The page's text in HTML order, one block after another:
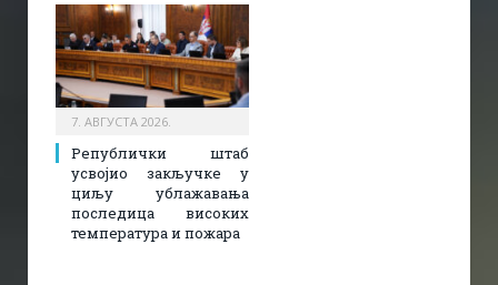
7. АВГУСТА 2026.
Републички штаб
усвојио закључке у
циљу ублажавања
последица високих
температура и пожара​